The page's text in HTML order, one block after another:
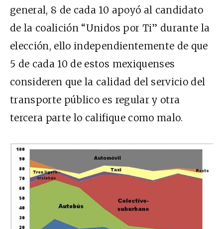
general, 8 de cada 10 apoyó al candidato
de la coalición “Unidos por Ti” durante la
elección, ello independientemente de que
5 de cada 10 de estos mexiquenses
consideren que la calidad del servicio del
transporte público es regular y otra
tercera parte lo califique como malo.